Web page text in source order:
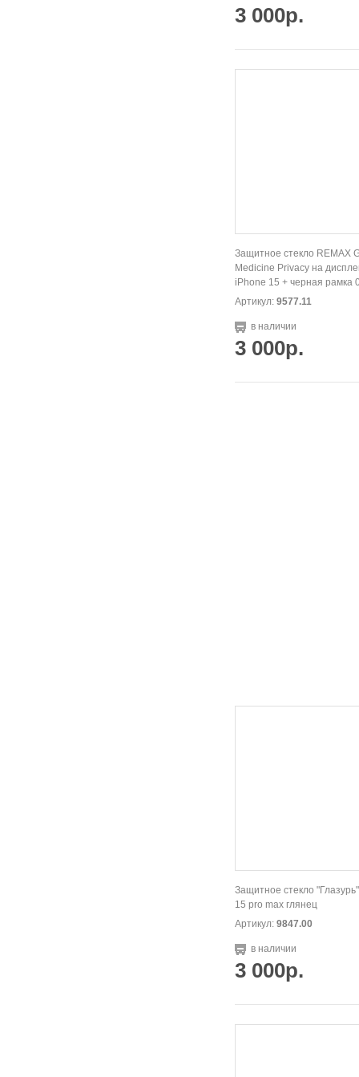
3 000р.
Защитное стекло REMAX
Medicine Privacy на
iPhone 15 + черная рамка
Артикул: 9577.11
в наличии
3 000р.
Защитное стекло
15 pro max глянец
Артикул: 9847.00
в наличии
3 000р.